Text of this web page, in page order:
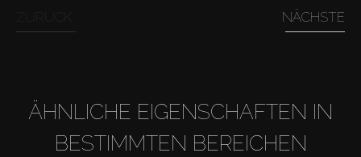
NÄCHSTE
ÄHNLICHE EIGENSCHAFTEN IN
BESTIMMTEN BEREICHEN